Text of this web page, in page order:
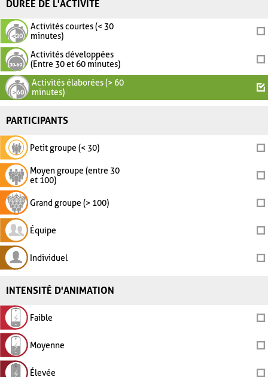
DURÉE DE L'ACTIVITÉ
Activités courtes (< 30
minutes)
Activités développées
(Entre 30 et 60 minutes)
Activités élaborées (> 60
minutes)
PARTICIPANTS
Petit groupe (< 30)
Moyen groupe (entre 30
et 100)
Grand groupe (> 100)
Équipe
Individuel
INTENSITÉ D'ANIMATION
Faible
Moyenne
Élevée